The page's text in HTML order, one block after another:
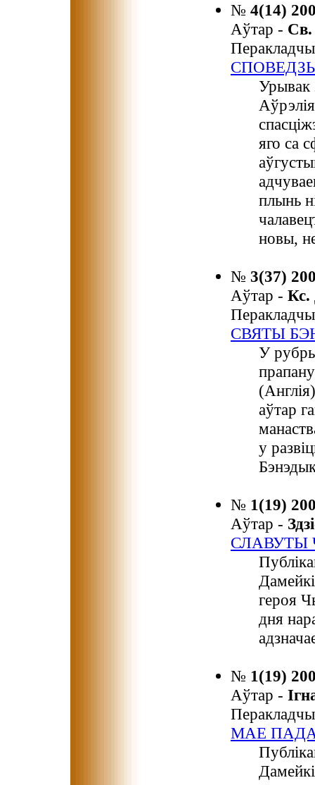
№ 4(14)
Аўтар -
СПОВЕДЗЬ
Урывак
яго са
плынь
новы,
№ 3(37)
Аўтар - Кс.
СВЯТЫ
У
аўтар
у
№ 1(19)
Аўтар -
СЛАВУТЫ
героя
дня
№ 1(19)
Аўтар -
МАЕ